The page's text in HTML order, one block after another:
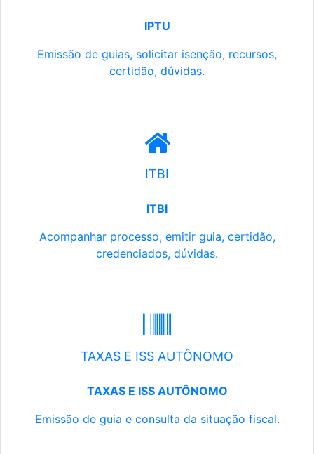
IPTU
Emissão de guias, solicitar isenção, recursos,
certidão, dúvidas.
ITBI
ITBI
Acompanhar processo, emitir guia, certidão,
credenciados, dúvidas.
TAXAS E ISS AUTÔNOMO
TAXAS E ISS AUTÔNOMO
Emissão de guia e consulta da situação fiscal.